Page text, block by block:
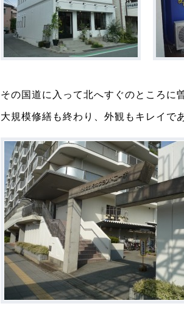
その国道に入って北へすぐのところに
大規模修繕も終わり、外観もキレイで